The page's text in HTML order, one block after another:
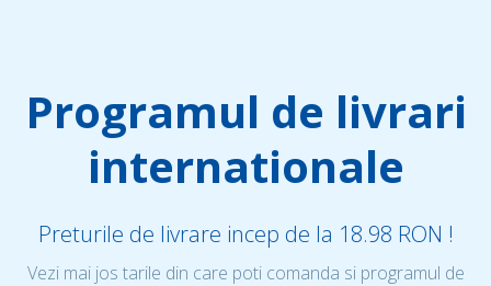
Programul de livrari
internationale
Preturile de livrare incep de la 18.98 RON !
Vezi mai jos tarile din care poti comanda si programul de